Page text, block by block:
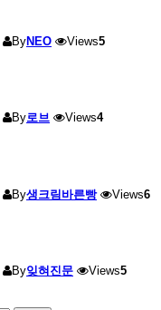
ByNEO Views5
By로브 Views4
By생크림바른빵 Views6
By잊혀진문 Views5